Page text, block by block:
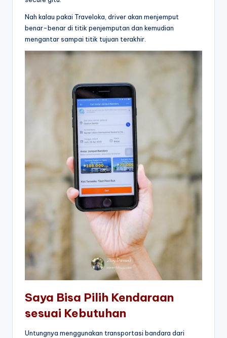
Nah kalau pakai Traveloka, driver akan menjemput
benar-benar di titik penjemputan dan kemudian
mengantar sampai titik tujuan terakhir.
Saya Bisa Pilih Kendaraan
sesuai Kebutuhan
Untungnya menggunakan transportasi bandara dari